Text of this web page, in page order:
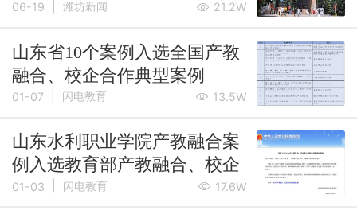
型工作案例
06-19 潍坊新闻 21.2W
山东省10个案例入选全国产教
融合、校企合作典型案例
01-07 闪电教育 13.5W
山东水利职业学院产教融合案
例入选教育部产教融合、校企
合作典型案例
01-03 闪电教育 17.6W